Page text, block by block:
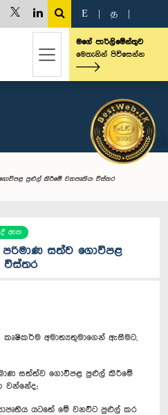
E த
මගේ පාර්ලිමේන්තුව
මෙතැනින් පිවිසෙන්න
පුළුල් කිරීමේ ව්‍යාපෘතිය: විස්තර
දී ඇත
පරිමාණ සත්ව ගොවිපළ
විස්තර
අමාත්‍යතුමාගෙන් ඇසීමට,
සත්ත්ව ගොවිපළ පුළුල් කිරීමේ
වන්නේද;
යටතේ මේ වනවිට පුළුල් කර